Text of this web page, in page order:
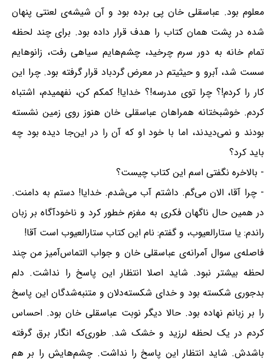
معلوم بود. عباسقلی خان پی برده بود و آن شیشه‌ی لعنتی پنهان
شده در پشت همان کتاب را هدف قرار داده بود. برای چند لحظه
تمام خانه به دور سرم چرخید، چشم‌هایم سیاهی رفت، زانوهایم
سست شد، آبرو و حیثیتم در معرض گردباد قرار گرفته بود. چرا این
کار را کردم!؟ چرا توی مدرسه!؟ خدایا! کمکم کن، نفهمیدم، اشتباه
کردم. خوشبختانه همراهان عباسقلی خان هنوز روی زمین نشسته
بودند و نمی‌دیدند، اما با خود او که آن را در این‌جا دیده بود چه
باید کرد؟
- بالاخره نگفتی اسم این کتاب چیست؟
- چرا آقا، الان می‌گم. داشتم آب می‌شدم. خدایا! دستم به دامنت.
در همین حال ناگهان فکری به مغزم خطور کرد و ناخودآگاه بر زبان
راندم: یا ستارالعیوب، و گفتم: نام این کتاب ستارالعیوب است آقا!
فاصله‌ی سوال آمرانه‌ی عباسقلی خان و جواب التماس‌آمیز من چند
لحظه بیشتر نبود. شاید اصلا انتظار این پاسخ را نداشت. دلم
بدجوری شکسته بود و خدای شکسته‌دلان و متنبه‌شدگان این پاسخ
را بر زبانم نهاده بود. حالا دیگر نوبت عباسقلی خان بود. احساس
کردم در یک لحظه لرزید و خشک شد. طوری‌که انگار برق گرفته
باشدش. شاید انتظار این پاسخ را نداشت. چشم‌هایش را بر هم